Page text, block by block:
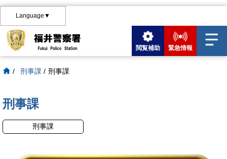
Language▼
閲覧補助 緊急情報
/ 刑事課 / 刑事課
刑事課
刑事課